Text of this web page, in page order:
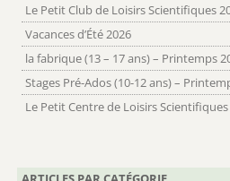
Le Petit Club de Loisirs Scientifiques
Vacances d’Été 2026
la fabrique (13 – 17 ans) – Printemps
Stages Pré-Ados (10-12 ans) –
Le Petit Centre de Loisirs